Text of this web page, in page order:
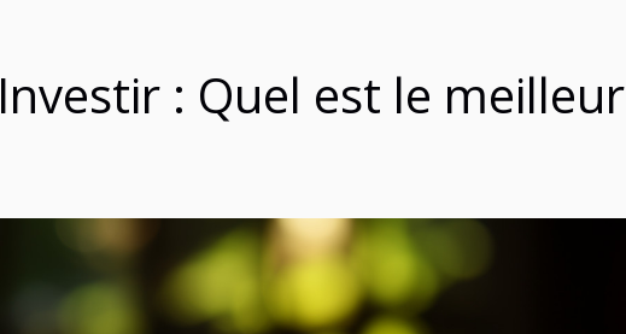
: Quel est le meilleur